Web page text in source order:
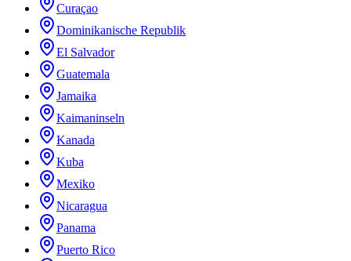
Curaçao
Dominikanische Republik
El Salvador
Guatemala
Jamaika
Kaimaninseln
Kanada
Kuba
Mexiko
Nicaragua
Panama
Puerto Rico